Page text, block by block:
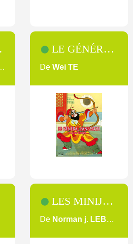
LE GÉNÉRAL FANFARON
De Wei TE
LES MINIJUSTICIERS
De Norman j. LEBLANC